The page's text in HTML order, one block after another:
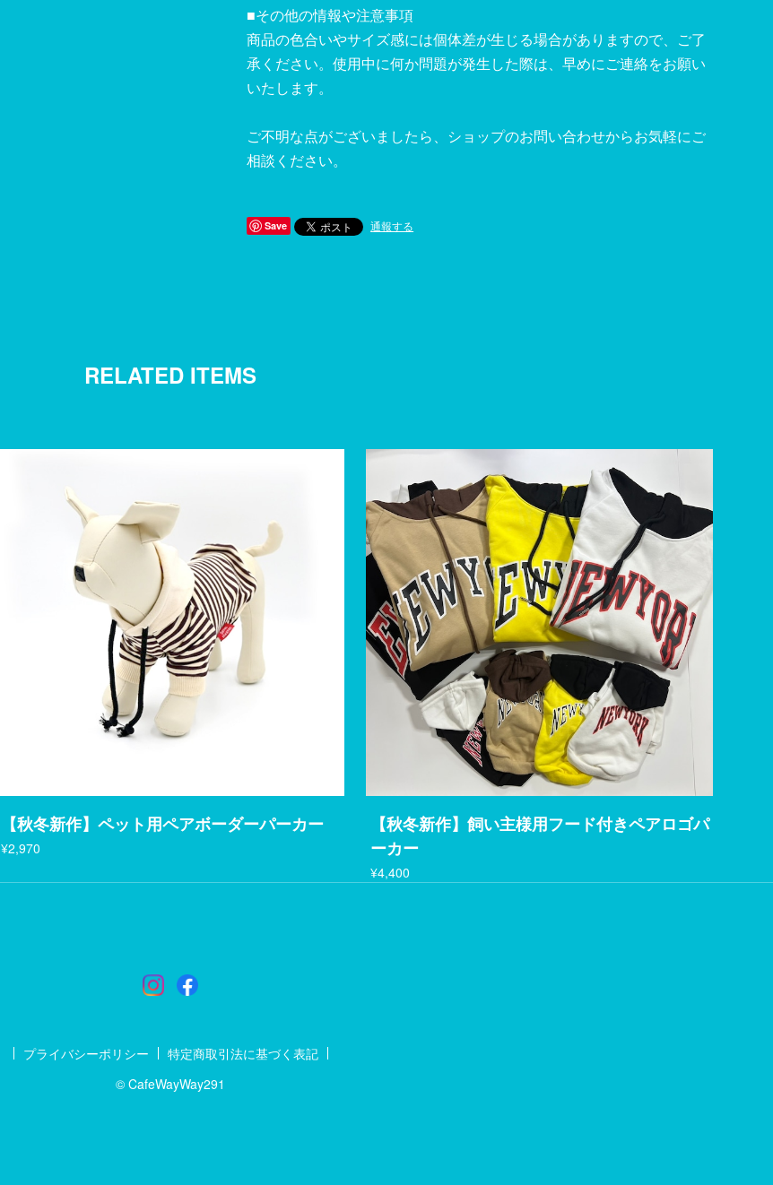
■その他の情報や注意事項
商品の色合いやサイズ感には個体差が生じる場合がありますので、ご了
承ください。使用中に何か問題が発生した際は、早めにご連絡をお願い
いたします。
ご不明な点がございましたら、ショップのお問い合わせからお気軽にご
相談ください。
Save 通報する
RELATED ITEMS
【秋冬新作】ペット用ペアボーダーパーカー
¥2,970
【秋冬新作】飼い主様用フード付きペアロゴパ
ーカー
¥4,400
プライバシーポリシー
特定商取引法に基づく表記
© CafeWayWay291